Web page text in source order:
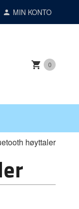
MIN KONTO
0
høyttaler